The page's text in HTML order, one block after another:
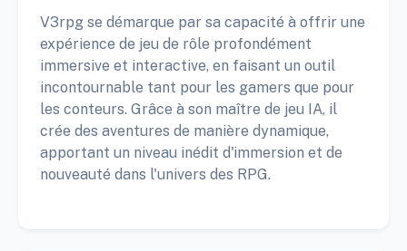
V3rpg se démarque par sa capacité à offrir une
expérience de jeu de rôle profondément
immersive et interactive, en faisant un outil
incontournable tant pour les gamers que pour
les conteurs. Grâce à son maître de jeu IA, il
crée des aventures de manière dynamique,
apportant un niveau inédit d'immersion et de
nouveauté dans l'univers des RPG.